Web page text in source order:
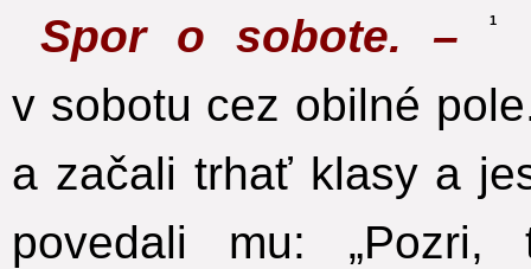
Spor o sobote. – 1
v sobotu cez obilné
a začali trhať klasy a
povedali mu: